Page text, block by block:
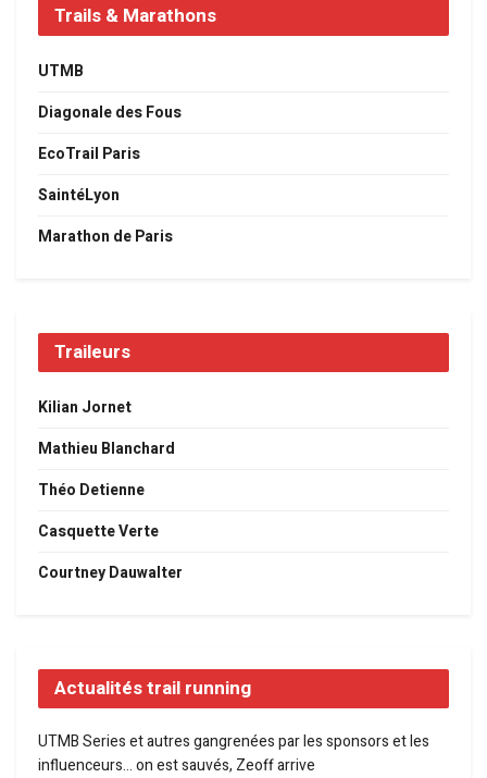
Trails & Marathons
UTMB
Diagonale des Fous
EcoTrail Paris
SaintéLyon
Marathon de Paris
Traileurs
Kilian Jornet
Mathieu Blanchard
Théo Detienne
Casquette Verte
Courtney Dauwalter
Actualités trail running
UTMB Series et autres gangrenées par les sponsors et les
influenceurs… on est sauvés, Zeoff arrive